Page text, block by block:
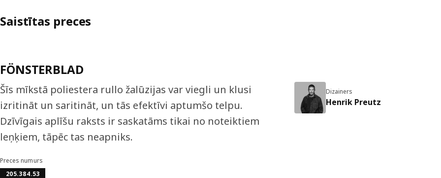
Saistītas preces
FÖNSTERBLAD
Šīs mīkstā poliestera rullo žalūzijas var viegli un klusi
izritināt un saritināt, un tās efektīvi aptumšo telpu.
Dzīvīgais aplīšu raksts ir saskatāms tikai no noteiktiem
leņķiem, tāpēc tas neapniks.
Dizainers
Henrik Preutz
Preces numurs
205.384.53